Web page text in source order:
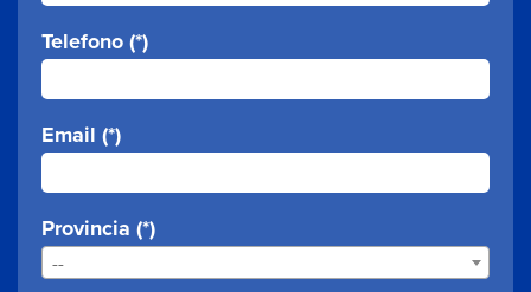
Telefono (*)
Email (*)
Provincia (*)
--